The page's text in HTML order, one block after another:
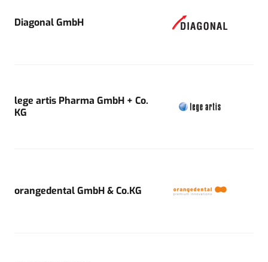
Diagonal GmbH
lege artis Pharma GmbH + Co.
KG
orangedental GmbH & Co.KG